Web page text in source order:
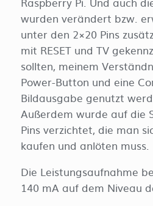
wurden verändert bzw.
unter den 2×20 Pins
mit RESET und TV
sollten, meinem
Power-Button und eine
Bildausgabe genutzt
Außerdem wurde auf die
Pins verzichtet, die man
kaufen und anlöten muss.
Die Leistungsaufnahme
140 mA auf dem Niveau